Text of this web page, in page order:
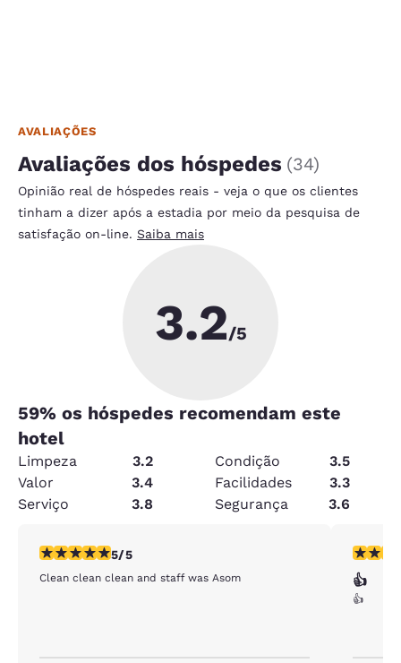
AVALIAÇÕES
Avaliações dos hóspedes (34)
Opinião real de hóspedes reais - veja o que os clientes
tinham a dizer após a estadia por meio da pesquisa de
satisfação on-line. Saiba mais
3.2/5
59% os hóspedes recomendam este
hotel
Limpeza 3.2 Condição
3.5
Valor
3.4 Facilidades
3.3
Serviço
3.8 Segurança 3.6
classificação 5 estrelas. Excepcional. 1 avaliação
5/5
Clean clean clean and staff was Asom 👍
👍